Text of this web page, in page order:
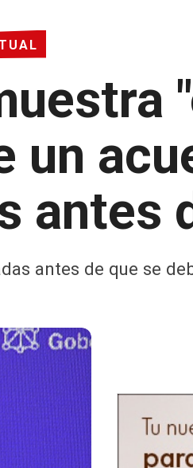
un
antes
antes de que se